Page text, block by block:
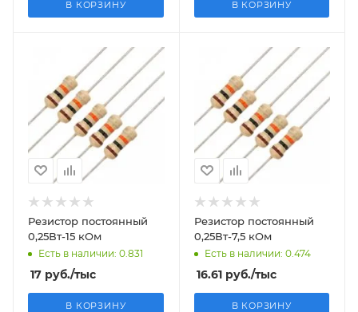
В КОРЗИНУ В КОРЗИНУ
Резистор постоянный
0,25Вт-15 кОм
Есть в наличии: 0.831
17 руб./тыс
В КОРЗИНУ
Резистор постоянный
0,25Вт-7,5 кОм
Есть в наличии: 0.474
16.61руб./тыс
В КОРЗИНУ